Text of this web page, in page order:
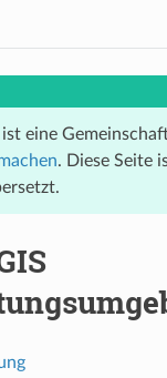
eine
. Diese Seite